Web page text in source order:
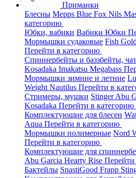
Приманки
Блесны Mepps Blue Fox Nils
категорию
Юбки, вабики Вабики Юбки
Мормышки судаковые Fish Gold
Перейти в категорию
Спиннербейты и баззбейты,
Kosadaka Imakatsu Megabass
Мормышки зимние и летние
Weight Nautilus Перейти в
Стримеры, мушки StingerAbu
Kosadaka Перейти в категорию
Комплектующие для блесен
Aqua Перейти в категорию
Мормышки полимерные Nord
Перейти в категорию
Комплектующие для
Abu Garcia Hearty Rise Перейти
Бактейлы SnastiGood Frapp